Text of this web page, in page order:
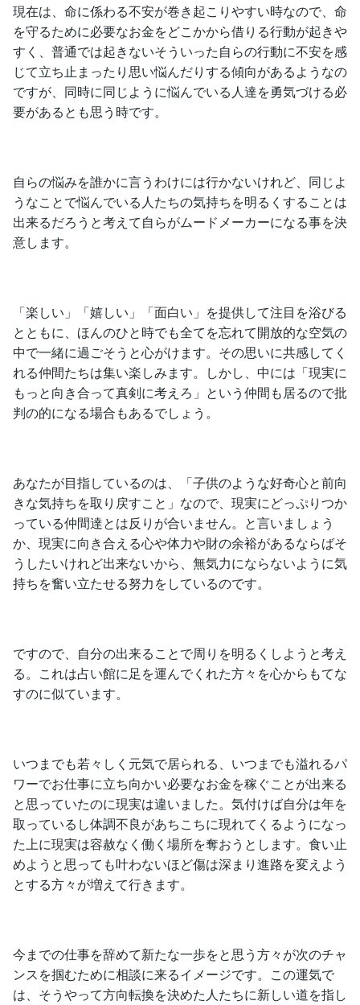
現在は、命に係わる不安が巻き起こりやすい時なので、命
を守るために必要なお金をどこかから借りる行動が起きや
すく、普通では起きないそういった自らの行動に不安を感
じて立ち止まったり思い悩んだりする傾向があるようなの
ですが、同時に同じように悩んでいる人達を勇気づける必
要があるとも思う時です。
自らの悩みを誰かに言うわけには行かないけれど、同じよ
うなことで悩んでいる人たちの気持ちを明るくすることは
出来るだろうと考えて自らがムードメーカーになる事を決
意します。
「楽しい」「嬉しい」「面白い」を提供して注目を浴びる
とともに、ほんのひと時でも全てを忘れて開放的な空気の
中で一緒に過ごそうと心がけます。その思いに共感してく
れる仲間たちは集い楽しみます。しかし、中には「現実に
もっと向き合って真剣に考えろ」という仲間も居るので批
判の的になる場合もあるでしょう。
あなたが目指しているのは、「子供のような好奇心と前向
きな気持ちを取り戻すこと」なので、現実にどっぷりつか
っている仲間達とは反りが合いません。と言いましょう
か、現実に向き合える心や体力や財の余裕があるならばそ
うしたいけれど出来ないから、無気力にならないように気
持ちを奮い立たせる努力をしているのです。
ですので、自分の出来ることで周りを明るくしようと考え
る。これは占い館に足を運んでくれた方々を心からもてな
すのに似ています。
いつまでも若々しく元気で居られる、いつまでも溢れるパ
ワーでお仕事に立ち向かい必要なお金を稼ぐことが出来る
と思っていたのに現実は違いました。気付けば自分は年を
取っているし体調不良があちこちに現れてくるようになっ
た上に現実は容赦なく働く場所を奪おうとします。食い止
めようと思っても叶わないほど傷は深まり進路を変えよう
とする方々が増えて行きます。
今までの仕事を辞めて新たな一歩をと思う方々が次のチャ
ンスを掴むために相談に来るイメージです。この運気で
は、そうやって方向転換を決めた人たちに新しい道を指し